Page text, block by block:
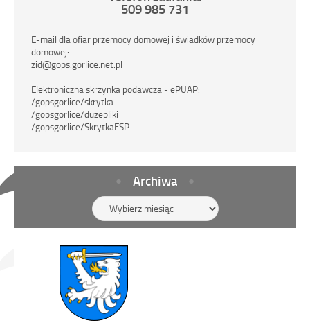
509 985 731
E-mail dla ofiar przemocy domowej i świadków przemocy
domowej:
zid@gops.gorlice.net.pl
Elektroniczna skrzynka podawcza - ePUAP:
/gopsgorlice/skrytka
/gopsgorlice/duzepliki
/gopsgorlice/SkrytkaESP
Archiwa